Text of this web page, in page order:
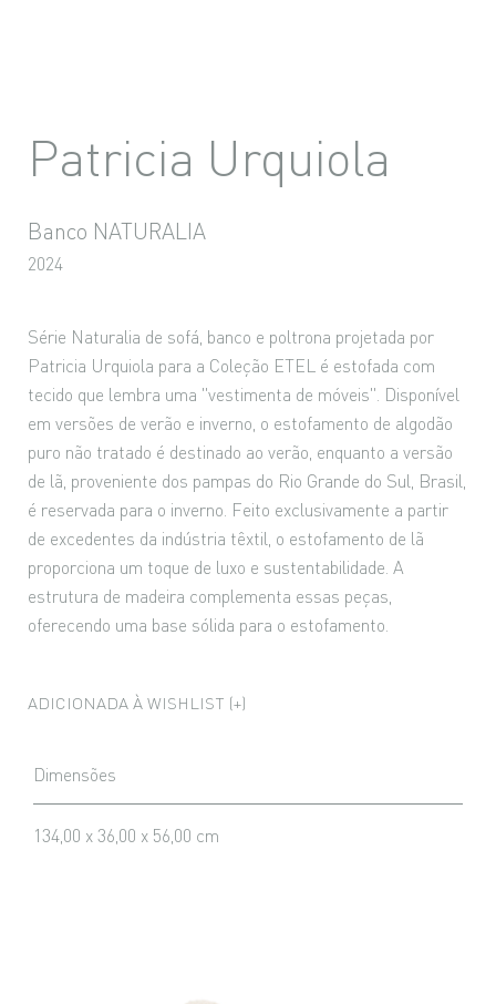
Patricia Urquiola
Banco NATURALIA
2024
Série Naturalia de sofá, banco e poltrona projetada por
Patricia Urquiola para a Coleção ETEL é estofada com
tecido que lembra uma "vestimenta de móveis". Disponível
em versões de verão e inverno, o estofamento de algodão
puro não tratado é destinado ao verão, enquanto a versão
de lã, proveniente dos pampas do Rio Grande do Sul, Brasil,
é reservada para o inverno. Feito exclusivamente a partir
de excedentes da indústria têxtil, o estofamento de lã
proporciona um toque de luxo e sustentabilidade. A
estrutura de madeira complementa essas peças,
oferecendo uma base sólida para o estofamento.
ADICIONADA À WISHLIST (+)
Dimensões
134,00 x 36,00 x 56,00 cm